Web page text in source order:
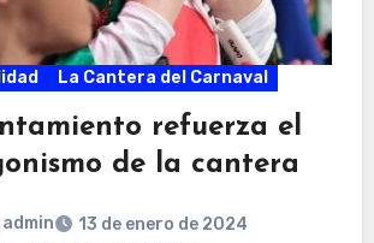
La Cantera del Carnaval
refuerza el
de la cantera
admin
13 de enero de 2024